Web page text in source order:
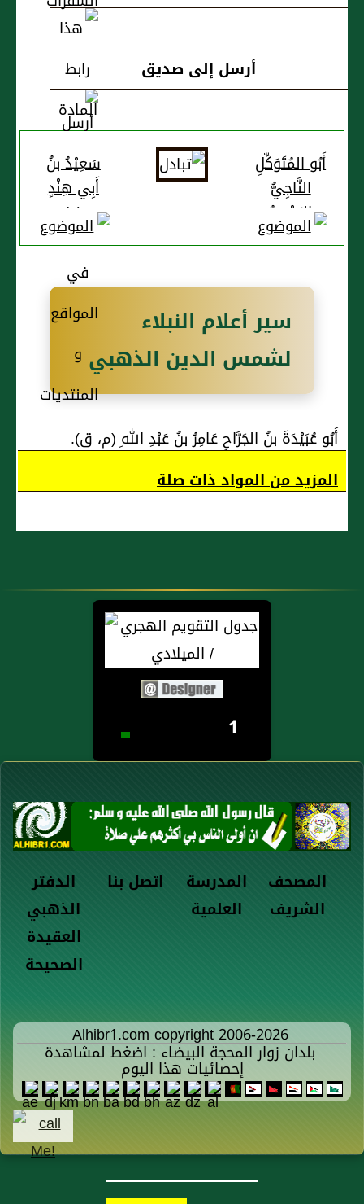
أرسل إلى صديق
أَبُو المُتَوَكِّلِ
النَّاجِيُّ
البَصْرِيُّ
عَلِيُّ بنُ
سَعِيْدُ بنُ
أَبِي هِنْدٍ
(ع)
سير أعلام النبلاء
لشمس الدين الذهبي
أَبُو عُبَيْدَةَ بنُ الجَرَّاحِ عَامِرُ بنُ عَبْدِ اللهِ (م، ق).
المزيد من المواد ذات صلة
1
الدفتر
الذهبي
اتصل بنا
المدرسة
العلمية
المصحف
الشريف
العقيدة
الصحيحة
Alhibr1.com copyright 2006-2026
بلدان زوار المحجة البيضاء : اضغط لمشاهدة
إحصائيات هذا اليوم